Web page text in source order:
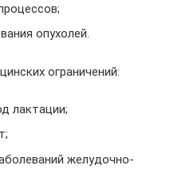
опухолей.
ограничений:
лактации;
желудочно-